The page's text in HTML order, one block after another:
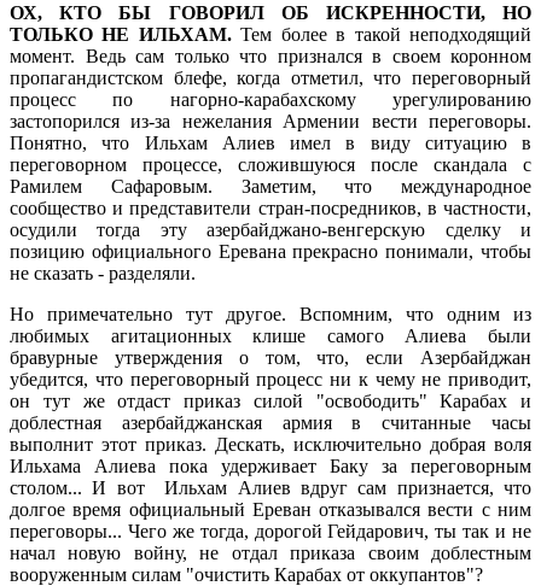
ОХ, КТО БЫ ГОВОРИЛ ОБ ИСКРЕННОСТИ, НО
ТОЛЬКО НЕ ИЛЬХАМ.Тем более в такой неподходящий
момент. Ведь сам только что признался в своем коронном
пропагандистском блефе, когда отметил, что переговорный
процесс по нагорно-карабахскому урегулированию
застопорился из-за нежелания Армении вести переговоры.
Понятно, что Ильхам Алиев имел в виду ситуацию в
переговорном процессе, сложившуюся после скандала с
Рамилем Сафаровым. Заметим, что международное
сообщество и представители стран-посредников, в частности,
осудили тогда эту азербайджано-венгерскую сделку и
позицию официального Еревана прекрасно понимали, чтобы
не сказать - разделяли.
Но примечательно тут другое. Вспомним, что одним из
любимых агитационных клише самого Алиева были
бравурные утверждения о том, что, если Азербайджан
убедится, что переговорный процесс ни к чему не приводит,
он тут же отдаст приказ силой "освободить" Карабах и
доблестная азербайджанская армия в считанные часы
выполнит этот приказ. Дескать, исключительно добрая воля
Ильхама Алиева пока удерживает Баку за переговорным
столом... И вот Ильхам Алиев вдруг сам признается, что
долгое время официальный Ереван отказывался вести с ним
переговоры... Чего же тогда, дорогой Гейдарович, ты так и не
начал новую войну, не отдал приказа своим доблестным
вооруженным силам "очистить Карабах от оккупантов"?